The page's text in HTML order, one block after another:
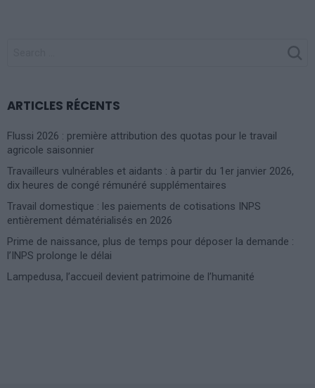
ARTICLES RÉCENTS
Flussi 2026 : première attribution des quotas pour le travail
agricole saisonnier
Travailleurs vulnérables et aidants : à partir du 1er janvier 2026,
dix heures de congé rémunéré supplémentaires
Travail domestique : les paiements de cotisations INPS
entièrement dématérialisés en 2026
Prime de naissance, plus de temps pour déposer la demande :
l’INPS prolonge le délai
Lampedusa, l’accueil devient patrimoine de l’humanité